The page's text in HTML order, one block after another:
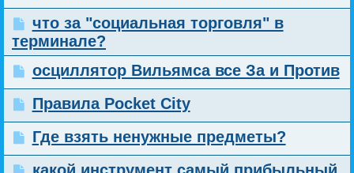
что за "социальная торговля" в
терминале?
осциллятор Вильямса все За и Против
Правила Pocket City
Где взять ненужные предметы?